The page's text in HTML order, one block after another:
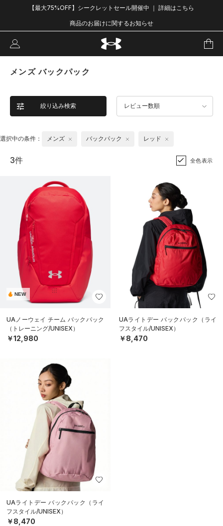
【最大75%OFF】シークレットセール開催中 ｜ 詳細はこちら
商品のお届けに関するお知らせ
メンズ バックパック
絞り込み検索 レビュー数順
選択中の条件： メンズ バックパック レッド
3件 全色表示
NEW
UAノーウェイ チーム バックパック
（トレーニング/UNISEX）
￥12,980
UAライトデー バックパック（ライ
フスタイル/UNISEX）
￥8,470
UAライトデー バックパック（ライ
フスタイル/UNISEX）
￥8,470